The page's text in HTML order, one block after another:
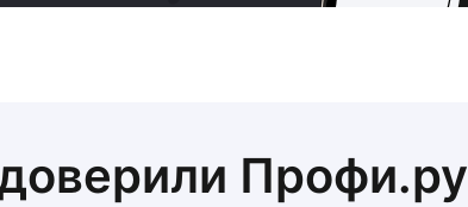
Профи.ру